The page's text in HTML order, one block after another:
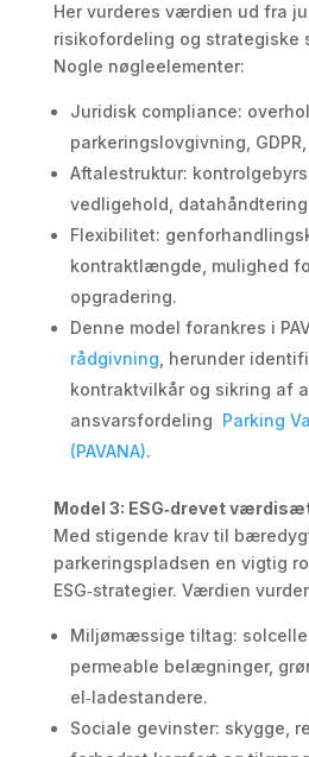
Her vurderes værdien ud fra
risikofordeling og strategiske
Nogle nøgleelementer:
Juridisk compliance:
parkeringslovgivning,
Aftalestruktur:
vedligehold,
Flexibilitet:
kontraktlængde, mulighed
opgradering.
Denne model forankres i
rådgivning , herunder
kontraktvilkår og sikring af
ansvarsfordeling Parking
(PAVANA).
Model 3: ESG‑drevet
Med stigende krav til
parkeringspladsen en vigtig
ESG‑strategier. Værdien
Miljømæssige tiltag:
permeable belægninger,
el‑ladestandere.
Sociale gevinster: skygge,